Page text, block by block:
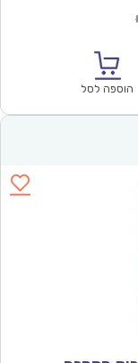
הוספה לסל